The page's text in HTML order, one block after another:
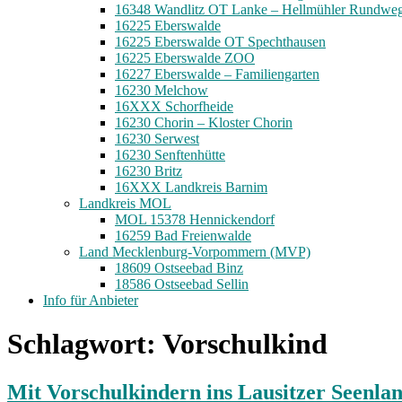
16348 Wandlitz OT Lanke – Hellmühler
16225 Eberswalde
16225 Eberswalde OT Spechthausen
16225 Eberswalde ZOO
16227 Eberswalde – Familiengarten
16230 Melchow
16XXX Schorfheide
16230 Chorin – Kloster Chorin
16230 Serwest
16230 Senftenhütte
16230 Britz
16XXX Landkreis Barnim
Landkreis MOL
MOL 15378 Hennickendorf
16259 Bad Freienwalde
Land Mecklenburg-Vorpommern (MVP)
18609 Ostseebad Binz
18586 Ostseebad Sellin
Info für Anbieter
Schlagwort: Vorschulkind
Mit Vorschulkindern ins Lausitzer